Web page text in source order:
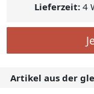
Lieferzeit: 4
Artikel aus der